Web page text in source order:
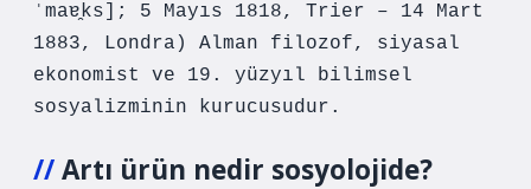
ˈmaɐ̯ks]; 5 Mayıs 1818, Trier – 14 Mart
1883, Londra) Alman filozof, siyasal
ekonomist ve 19. yüzyıl bilimsel
sosyalizminin kurucusudur.
Artı ürün nedir sosyolojide?